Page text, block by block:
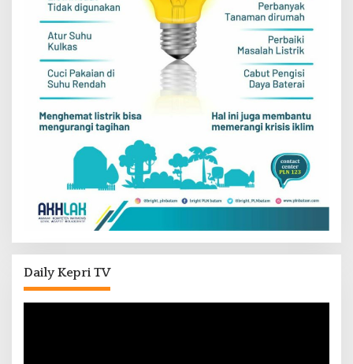
Daily Kepri TV